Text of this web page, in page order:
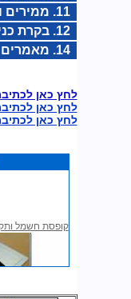
11. ממירים ומרחיקים
12. בקרת כניסה
14. מאמרים
לחץ כאן
לחץ כאן
לחץ כאן
קופסת חשמל